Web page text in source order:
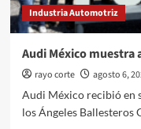
Industria Automotriz
Audi México muestra
rayo corte agosto 6,
Audi México recibió en
los Ángeles Ballesteros